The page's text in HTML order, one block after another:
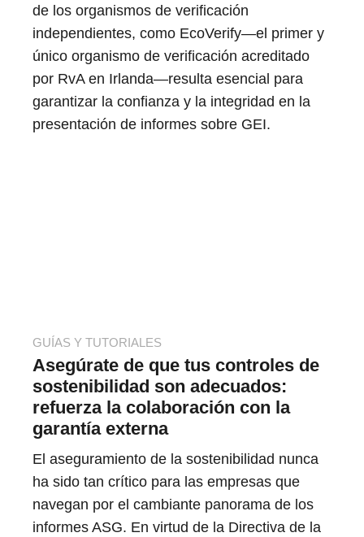
de los organismos de verificación
independientes, como EcoVerify—el primer y
único organismo de verificación acreditado
por RvA en Irlanda—resulta esencial para
garantizar la confianza y la integridad en la
presentación de informes sobre GEI.
GUÍAS Y TUTORIALES
Asegúrate de que tus controles de
sostenibilidad son adecuados:
refuerza la colaboración con la
garantía externa
El aseguramiento de la sostenibilidad nunca
ha sido tan crítico para las empresas que
navegan por el cambiante panorama de los
informes ASG. En virtud de la Directiva de la